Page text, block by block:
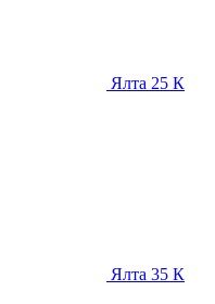
Ялта 25 К
Ялта 35 К